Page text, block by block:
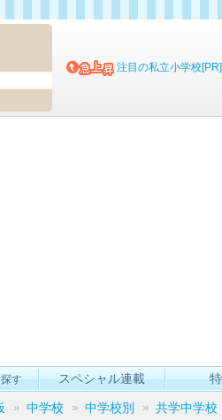
注目の私立小学校[PR]
す スペシャル連載
中学校 中学校別 共学中学校